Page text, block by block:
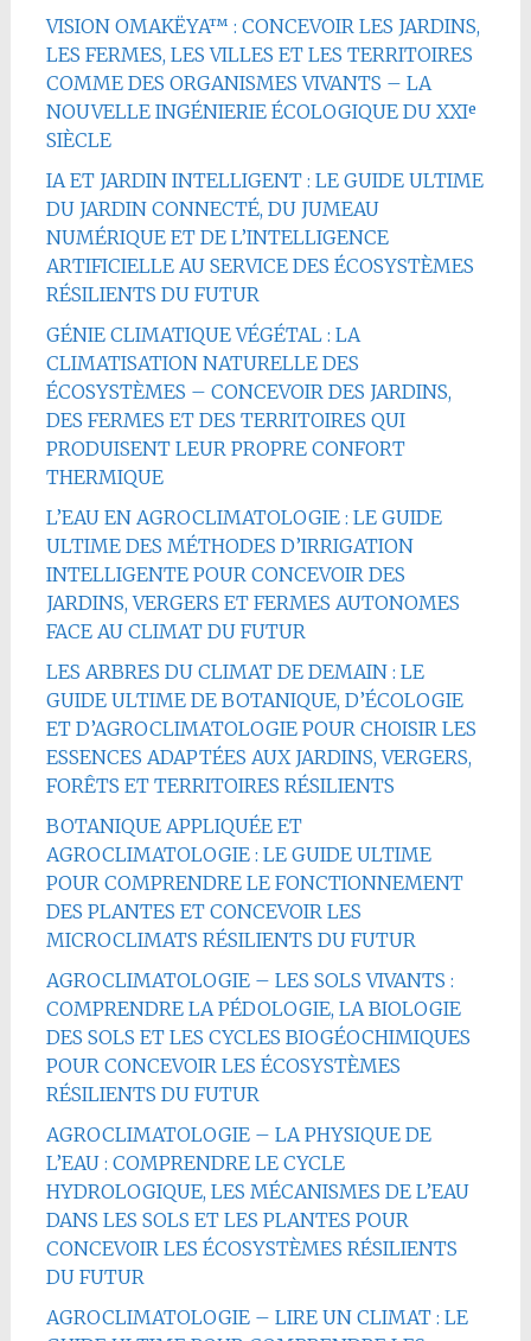
VISION OMAKËYA™ : CONCEVOIR LES JARDINS,
LES FERMES, LES VILLES ET LES TERRITOIRES
COMME DES ORGANISMES VIVANTS – LA
NOUVELLE INGÉNIERIE ÉCOLOGIQUE DU XXIᵉ
SIÈCLE
IA ET JARDIN INTELLIGENT : LE GUIDE ULTIME
DU JARDIN CONNECTÉ, DU JUMEAU
NUMÉRIQUE ET DE L’INTELLIGENCE
ARTIFICIELLE AU SERVICE DES ÉCOSYSTÈMES
RÉSILIENTS DU FUTUR
GÉNIE CLIMATIQUE VÉGÉTAL : LA
CLIMATISATION NATURELLE DES
ÉCOSYSTÈMES – CONCEVOIR DES JARDINS,
DES FERMES ET DES TERRITOIRES QUI
PRODUISENT LEUR PROPRE CONFORT
THERMIQUE
L’EAU EN AGROCLIMATOLOGIE : LE GUIDE
ULTIME DES MÉTHODES D’IRRIGATION
INTELLIGENTE POUR CONCEVOIR DES
JARDINS, VERGERS ET FERMES AUTONOMES
FACE AU CLIMAT DU FUTUR
LES ARBRES DU CLIMAT DE DEMAIN : LE
GUIDE ULTIME DE BOTANIQUE, D’ÉCOLOGIE
ET D’AGROCLIMATOLOGIE POUR CHOISIR LES
ESSENCES ADAPTÉES AUX JARDINS, VERGERS,
FORÊTS ET TERRITOIRES RÉSILIENTS
BOTANIQUE APPLIQUÉE ET
AGROCLIMATOLOGIE : LE GUIDE ULTIME
POUR COMPRENDRE LE FONCTIONNEMENT
DES PLANTES ET CONCEVOIR LES
MICROCLIMATS RÉSILIENTS DU FUTUR
AGROCLIMATOLOGIE – LES SOLS VIVANTS :
COMPRENDRE LA PÉDOLOGIE, LA BIOLOGIE
DES SOLS ET LES CYCLES BIOGÉOCHIMIQUES
POUR CONCEVOIR LES ÉCOSYSTÈMES
RÉSILIENTS DU FUTUR
AGROCLIMATOLOGIE – LA PHYSIQUE DE
L’EAU : COMPRENDRE LE CYCLE
HYDROLOGIQUE, LES MÉCANISMES DE L’EAU
DANS LES SOLS ET LES PLANTES POUR
CONCEVOIR LES ÉCOSYSTÈMES RÉSILIENTS
DU FUTUR
AGROCLIMATOLOGIE – LIRE UN CLIMAT : LE